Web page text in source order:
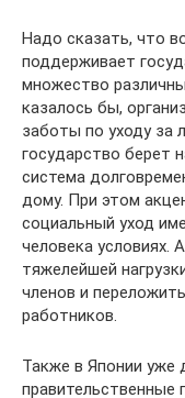
Надо сказать, что
поддерживает
множество
казалось бы,
заботы по уходу
государство берет
система
дому. При этом
социальный уход
человека условиях.
тяжелейшей
членов и
работников.
Также в Японии уже
правительственные